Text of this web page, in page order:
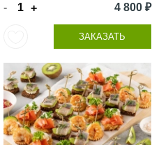
- + 4 800 ₽
ЗАКАЗАТЬ